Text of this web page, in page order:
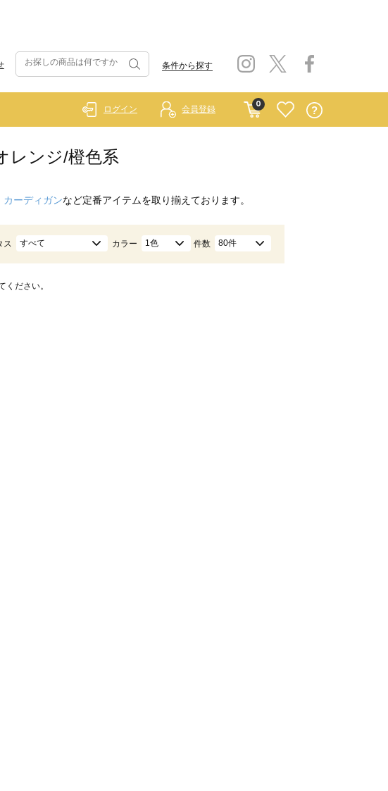
条件から探す
0
ログイン 会員登録
レンジ/橙色系
カーディガンなど定番アイテムを取り揃えております。
ス すべて カラー 1色 件数 80件
ださい。